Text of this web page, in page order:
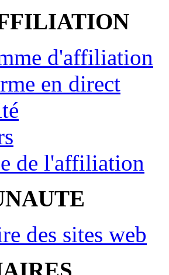
d'affiliation
en direct
de l'affiliation
des sites web